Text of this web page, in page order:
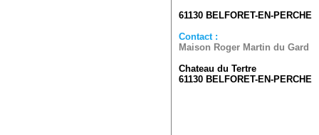
61130 BELFORET-EN-PERCHE
Contact :
Maison Roger Martin du Gard
Chateau du Tertre
61130 BELFORET-EN-PERCHE